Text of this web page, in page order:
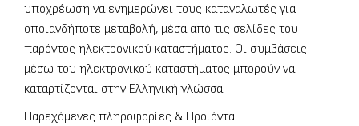
υποχρέωση να ενημερώνει τους καταναλωτές για
οποιανδήποτε μεταβολή, μέσα από τις σελίδες του
παρόντος ηλεκτρονικού καταστήματος. Οι συμβάσεις
μέσω του ηλεκτρονικού καταστήματος μπορούν να
καταρτίζονται στην Ελληνική γλώσσα.
Παρεχόμενες πληροφορίες & Προϊόντα